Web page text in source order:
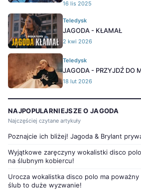
16 lis 2025
Teledysk
JAGODA - KŁAMAŁ
2 kwi 2026
Teledysk
JAGODA - PRZYJDŹ DO
18 lut 2026
NAJPOPULARNIEJSZE O JAGODA
Najczęściej czytane artykuły
Poznajcie ich bliżej! Jagoda & Brylant
Wyjątkowe zaręczyny wokalistki disco
na ślubnym kobiercu!
Urocza wokalistka disco polo ma
ślub to duże wyzwanie!